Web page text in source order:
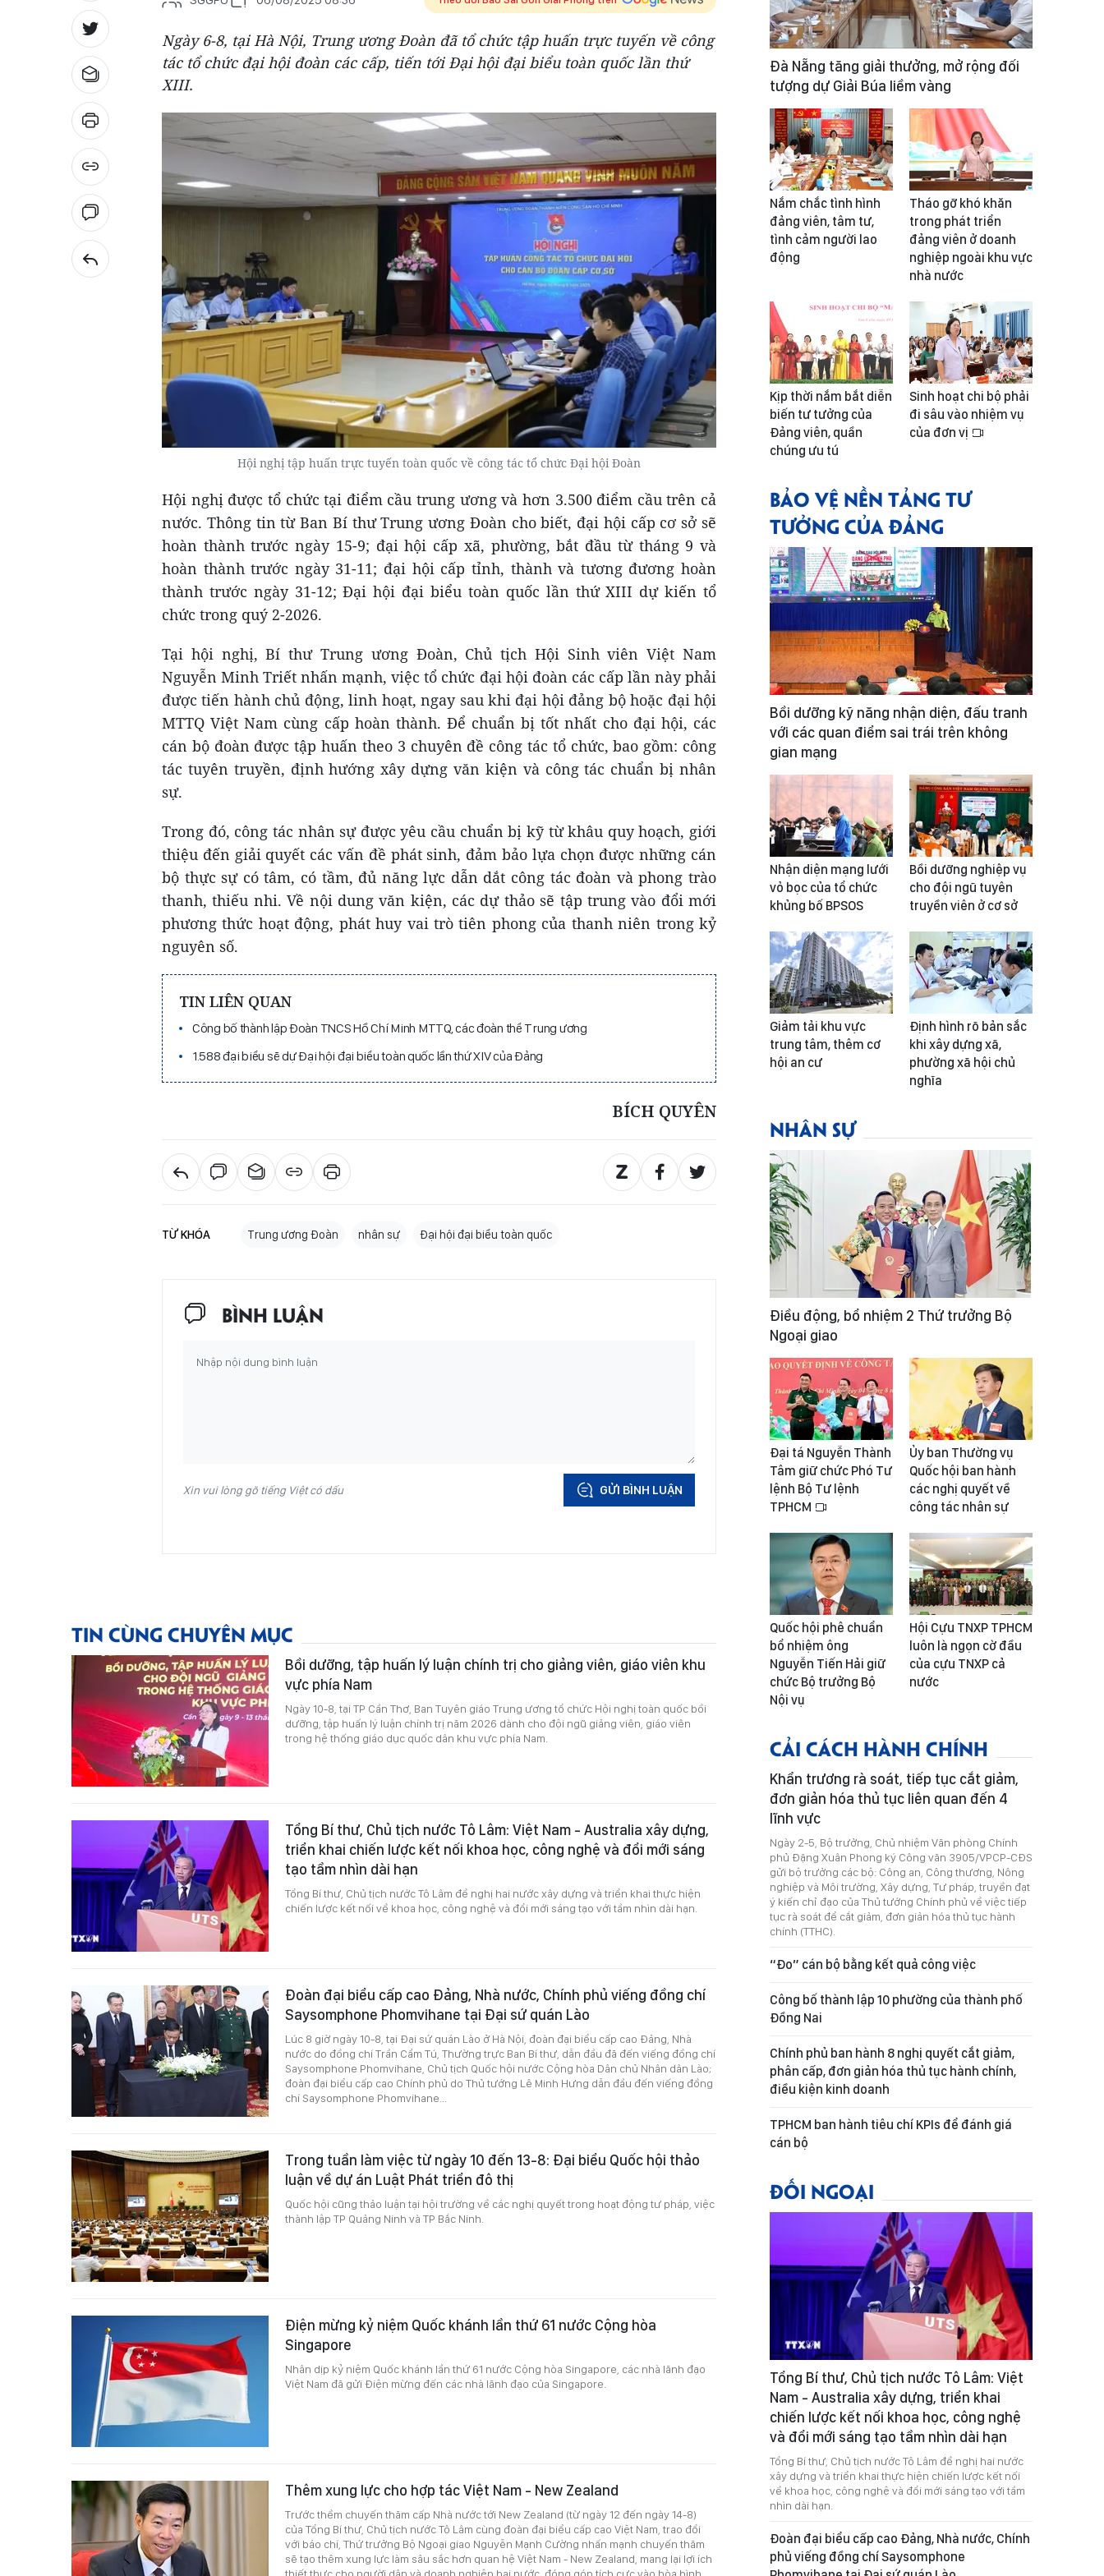
Ngày 6-8, tại Hà Nội, Trung ương Đoàn đã tổ chức tập huấn trực tuyến về công
tác tổ chức đại hội đoàn các cấp, tiến tới Đại hội đại biểu toàn quốc lần thứ
XIII.
Hội nghị tập huấn trực tuyến toàn quốc về công tác tổ chức Đại hội Đoàn
Hội nghị được tổ chức tại điểm cầu trung ương và hơn 3.500 điểm cầu trên cả
nước. Thông tin từ Ban Bí thư Trung ương Đoàn cho biết, đại hội cấp cơ sở sẽ
hoàn thành trước ngày 15-9; đại hội cấp xã, phường, bắt đầu từ tháng 9 và
hoàn thành trước ngày 31-11; đại hội cấp tỉnh, thành và tương đương hoàn
thành trước ngày 31-12; Đại hội đại biểu toàn quốc lần thứ XIII dự kiến tổ
chức trong quý 2-2026.
Tại hội nghị, Bí thư Trung ương Đoàn, Chủ tịch Hội Sinh viên Việt Nam
Nguyễn Minh Triết nhấn mạnh, việc tổ chức đại hội đoàn các cấp lần này phải
được tiến hành chủ động, linh hoạt, ngay sau khi đại hội đảng bộ hoặc đại hội
MTTQ Việt Nam cùng cấp hoàn thành. Để chuẩn bị tốt nhất cho đại hội, các
cán bộ đoàn được tập huấn theo 3 chuyên đề công tác tổ chức, bao gồm: công
tác tuyên truyền, định hướng xây dựng văn kiện và công tác chuẩn bị nhân
sự.
Trong đó, công tác nhân sự được yêu cầu chuẩn bị kỹ từ khâu quy hoạch, giới
thiệu đến giải quyết các vấn đề phát sinh, đảm bảo lựa chọn được những cán
bộ thực sự có tâm, có tầm, đủ năng lực dẫn dắt công tác đoàn và phong trào
thanh, thiếu nhi. Về nội dung văn kiện, các dự thảo sẽ tập trung vào đổi mới
phương thức hoạt động, phát huy vai trò tiên phong của thanh niên trong kỷ
nguyên số.
TIN LIÊN QUAN
Công bố thành lập Đoàn TNCS Hồ Chí Minh MTTQ, các đoàn thể Trung ương
1.588 đại biểu sẽ dự Đại hội đại biểu toàn quốc lần thứ XIV của Đảng
BÍCH QUYÊN
TỪ KHÓA Trung ương Đoàn nhân sự Đại hội đại biểu toàn quốc
BÌNH LUẬN
Xin vui lòng gõ tiếng Việt có dấu GỬI BÌNH LUẬN
TIN CÙNG CHUYÊN MỤC
Bồi dưỡng, tập huấn lý luận chính trị cho giảng viên, giáo viên khu
vực phía Nam
Ngày 10-8, tại TP Cần Thơ, Ban Tuyên giáo Trung ương tổ chức Hội nghị toàn quốc bồi
dưỡng, tập huấn lý luận chính trị năm 2026 dành cho đội ngũ giảng viên, giáo viên
trong hệ thống giáo dục quốc dân khu vực phía Nam.
Tổng Bí thư, Chủ tịch nước Tô Lâm: Việt Nam - Australia xây dựng,
triển khai chiến lược kết nối khoa học, công nghệ và đổi mới sáng
tạo tầm nhìn dài hạn
Tổng Bí thư, Chủ tịch nước Tô Lâm đề nghị hai nước xây dựng và triển khai thực hiện
chiến lược kết nối về khoa học, công nghệ và đổi mới sáng tạo với tầm nhìn dài hạn.
Đoàn đại biểu cấp cao Đảng, Nhà nước, Chính phủ viếng đồng chí
Saysomphone Phomvihane tại Đại sứ quán Lào
Lúc 8 giờ ngày 10-8, tại Đại sứ quán Lào ở Hà Nội, đoàn đại biểu cấp cao Đảng, Nhà
nước do đồng chí Trần Cẩm Tú, Thường trực Ban Bí thư, dẫn đầu đã đến viếng đồng chí
Saysomphone Phomvihane, Chủ tịch Quốc hội nước Cộng hòa Dân chủ Nhân dân Lào;
đoàn đại biểu cấp cao Chính phủ do Thủ tướng Lê Minh Hưng dẫn đầu đến viếng đồng
chí Saysomphone Phomvihane...
Trong tuần làm việc từ ngày 10 đến 13-8: Đại biểu Quốc hội thảo
luận về dự án Luật Phát triển đô thị
Quốc hội cũng thảo luận tại hội trường về các nghị quyết trong hoạt động tư pháp, việc
thành lập TP Quảng Ninh và TP Bắc Ninh.
Điện mừng kỷ niệm Quốc khánh lần thứ 61 nước Cộng hòa
Singapore
Nhân dịp kỷ niệm Quốc khánh lần thứ 61 nước Cộng hòa Singapore, các nhà lãnh đạo
Việt Nam đã gửi Điện mừng đến các nhà lãnh đạo của Singapore.
Thêm xung lực cho hợp tác Việt Nam - New Zealand
Trước thềm chuyến thăm cấp Nhà nước tới New Zealand (từ ngày 12 đến ngày 14-8)
của Tổng Bí thư, Chủ tịch nước Tô Lâm cùng đoàn đại biểu cấp cao Việt Nam, trao đổi
với báo chí, Thứ trưởng Bộ Ngoại giao Nguyễn Mạnh Cường nhấn mạnh chuyến thăm
sẽ tạo thêm xung lực làm sâu sắc hơn quan hệ Việt Nam - New Zealand, mang lại lợi ích
Đà Nẵng tăng giải thưởng, mở rộng đối
tượng dự Giải Búa liềm vàng
Nắm chắc tình hình
đảng viên, tâm tư,
tình cảm người lao
động
Tháo gỡ khó khăn
trong phát triển
đảng viên ở doanh
nghiệp ngoài khu vực
nhà nước
Kịp thời nắm bắt diễn
biến tư tưởng của
Đảng viên, quần
chúng ưu tú
Sinh hoạt chi bộ phải
đi sâu vào nhiệm vụ
của đơn vị
BẢO VỆ NỀN TẢNG TƯ
TƯỞNG CỦA ĐẢNG
Bồi dưỡng kỹ năng nhận diện, đấu tranh
với các quan điểm sai trái trên không
gian mạng
Nhận diện mạng lưới
vỏ bọc của tổ chức
khủng bố BPSOS
Bồi dưỡng nghiệp vụ
cho đội ngũ tuyên
truyền viên ở cơ sở
Giảm tải khu vực
trung tâm, thêm cơ
hội an cư
Định hình rõ bản sắc
khi xây dựng xã,
phường xã hội chủ
nghĩa
NHÂN SỰ
Điều động, bổ nhiệm 2 Thứ trưởng Bộ
Ngoại giao
Đại tá Nguyễn Thành
Tâm giữ chức Phó Tư
lệnh Bộ Tư lệnh
TPHCM
Ủy ban Thường vụ
Quốc hội ban hành
các nghị quyết về
công tác nhân sự
Quốc hội phê chuẩn
bổ nhiệm ông
Nguyễn Tiến Hải giữ
chức Bộ trưởng Bộ
Nội vụ
Hội Cựu TNXP TPHCM
luôn là ngọn cờ đầu
của cựu TNXP cả
nước
CẢI CÁCH HÀNH CHÍNH
Khẩn trương rà soát, tiếp tục cắt giảm,
đơn giản hóa thủ tục liên quan đến 4
lĩnh vực
Ngày 2-5, Bộ trưởng, Chủ nhiệm Văn phòng Chính
phủ Đặng Xuân Phong ký Công văn 3905/VPCP-CĐS
gửi bộ trưởng các bộ: Công an, Công thương, Nông
nghiệp và Môi trường, Xây dựng, Tư pháp, truyền đạt
ý kiến chỉ đạo của Thủ tướng Chính phủ về việc tiếp
tục rà soát để cắt giảm, đơn giản hóa thủ tục hành
chính (TTHC).
“Đo” cán bộ bằng kết quả công việc
Công bố thành lập 10 phường của thành phố
Đồng Nai
Chính phủ ban hành 8 nghị quyết cắt giảm,
phân cấp, đơn giản hóa thủ tục hành chính,
điều kiện kinh doanh
TPHCM ban hành tiêu chí KPIs để đánh giá
cán bộ
ĐỐI NGOẠI
Tổng Bí thư, Chủ tịch nước Tô Lâm: Việt
Nam - Australia xây dựng, triển khai
chiến lược kết nối khoa học, công nghệ
và đổi mới sáng tạo tầm nhìn dài hạn
Tổng Bí thư, Chủ tịch nước Tô Lâm đề nghị hai nước
xây dựng và triển khai thực hiện chiến lược kết nối
về khoa học, công nghệ và đổi mới sáng tạo với tầm
nhìn dài hạn.
Đoàn đại biểu cấp cao Đảng, Nhà nước, Chính
phủ viếng đồng chí Saysomphone